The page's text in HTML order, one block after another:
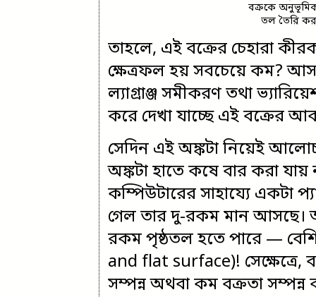
বক্রকে
তল তৈরি
তাহলে, এই বক্রের চেহারা
ক্ষেত্রফল হয় সবচেয়ে কম?
ল্যাগ্রাঞ্জ সমীকরণ তথা
করে দেখা যাচ্ছে এই বক্রের
সেদিন এই অঙ্কটা নিয়েই
অঙ্কটা হাতে কষে বার করা যায়
কম্পিউটারের সাহায্যে একটা
গেল তার দু-রকম মান আসছে।
রকম পৃষ্ঠতল হতে পারে —
and flat surface)! সেক্ষেত্রে,
সম্পন্ন অথবা কম বক্রতা সম্পন্ন